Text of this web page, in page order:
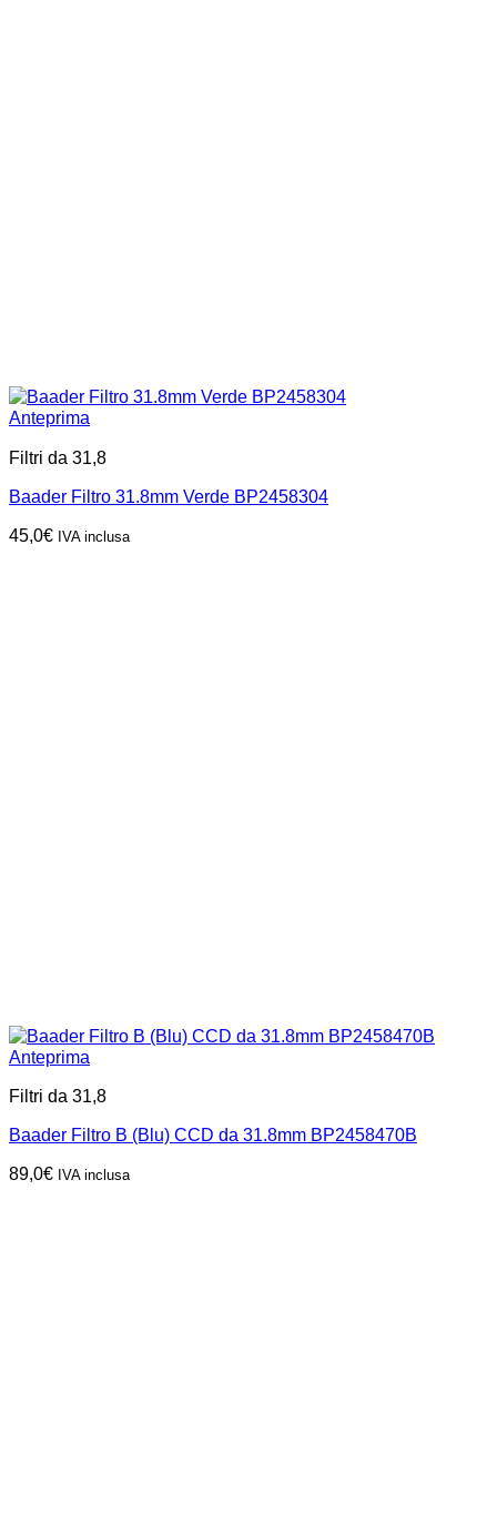
Anteprima
Filtri da 31,8
Baader Filtro 31.8mm Verde BP2458304
45,0€ IVA inclusa
Anteprima
Filtri da 31,8
Baader Filtro B (Blu) CCD da 31.8mm BP2458470B
89,0€ IVA inclusa